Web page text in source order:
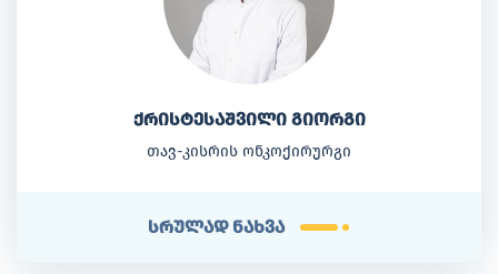
ქრისტესაშვილი გიორგი
თავ-კისრის ონკოქირურგი
სრულად ნახვა